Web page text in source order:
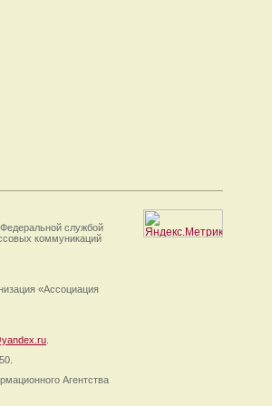
службой
коммуникаций
«Ассоциация
Агентства